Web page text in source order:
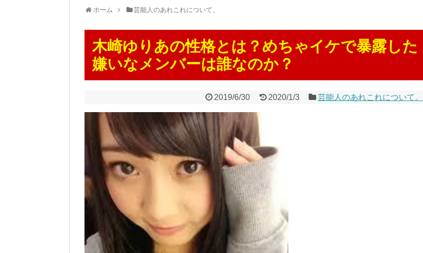
ホーム 芸能人のあれこれについて。
木崎ゆりあの性格とは？めちゃイケで暴露した
嫌いなメンバーは誰なのか？
2019/6/30 2020/1/3 芸能人のあれこれについて。